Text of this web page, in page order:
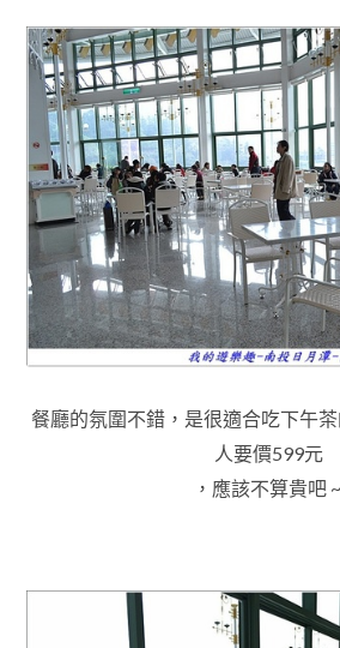
餐廳的氛圍不錯，是很適合吃下午茶
人要價599元
，應該不算貴吧 ~